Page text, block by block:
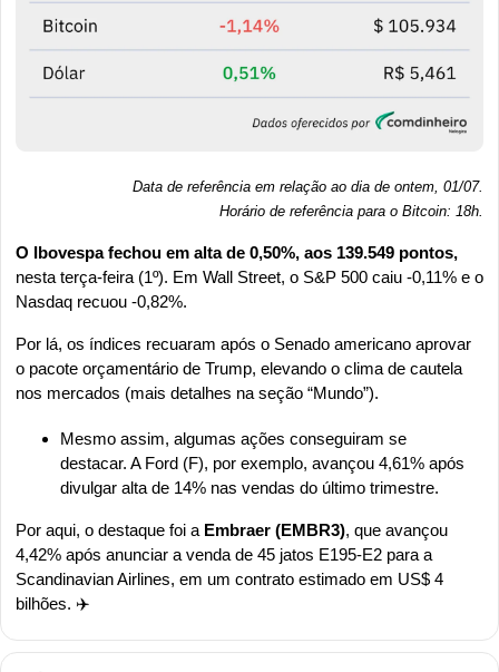
Data de referência em relação ao dia de ontem, 01/07.
Horário de referência para o Bitcoin: 18h.
nesta terça-feira (1º). Em Wall Street, o S&P 500 caiu -0,11% e o
Nasdaq recuou -0,82%.
Por lá, os índices recuaram após o Senado americano aprovar
o pacote orçamentário de Trump, elevando o clima de cautela
nos mercados (mais detalhes na seção “Mundo”).
Mesmo assim, algumas ações conseguiram se
destacar. A Ford (F), por exemplo, avançou 4,61% após
divulgar alta de 14% nas vendas do último trimestre.
Por aqui, o destaque foi a Embraer (EMBR3), que avançou
4,42% após anunciar a venda de 45 jatos E195-E2 para a
Scandinavian Airlines, em um contrato estimado em US$ 4
bilhões. ✈️